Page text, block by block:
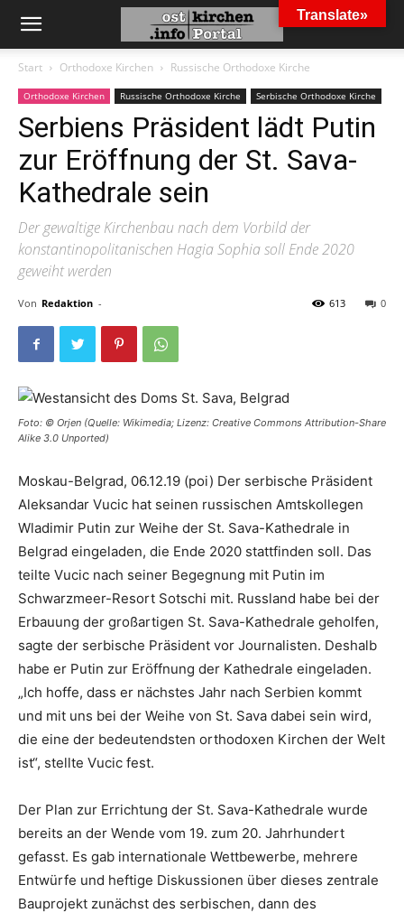
Start Orthodoxe Kirchen Russische Orthodoxe Kirche
Orthodoxe Kirchen Russische Orthodoxe Kirche Serbische Orthodoxe Kirche
Serbiens Präsident lädt Putin
zur Eröffnung der St. Sava-
Kathedrale sein
Der gewaltige Kirchenbau nach dem Vorbild der
konstantinopolitanischen Hagia Sophia soll Ende 2020
geweiht werden
Von Redaktion - 0
613
Foto: © Orjen (Quelle: Wikimedia; Lizenz: Creative Commons Attribution-Share
Alike 3.0 Unported)
Moskau-Belgrad, 06.12.19 (poi) Der serbische Präsident
Aleksandar Vucic hat seinen russischen Amtskollegen
Wladimir Putin zur Weihe der St. Sava-Kathedrale in
Belgrad eingeladen, die Ende 2020 stattfinden soll. Das
teilte Vucic nach seiner Begegnung mit Putin im
Schwarzmeer-Resort Sotschi mit. Russland habe bei der
Erbauung der großartigen St. Sava-Kathedrale geholfen,
sagte der serbische Präsident vor Journalisten. Deshalb
habe er Putin zur Eröffnung der Kathedrale eingeladen.
„Ich hoffe, dass er nächstes Jahr nach Serbien kommt
und mit uns bei der Weihe von St. Sava dabei sein wird,
die eine der bedeutendsten orthodoxen Kirchen der Welt
ist“, stellte Vucic fest.
Der Plan zur Errichtung der St. Sava-Kathedrale wurde
bereits an der Wende vom 19. zum 20. Jahrhundert
gefasst. Es gab internationale Wettbewerbe, mehrere
Entwürfe und heftige Diskussionen über dieses zentrale
Bauprojekt zunächst des serbischen, dann des
Translate»